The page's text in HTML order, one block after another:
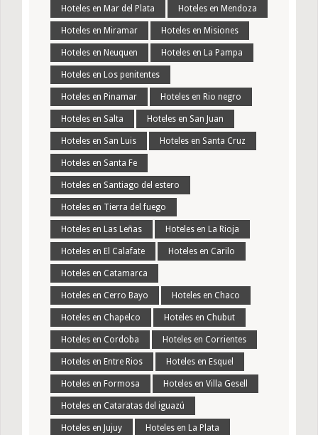
Hoteles en Mar del Plata Hoteles en Mendoza
Hoteles en Miramar Hoteles en Misiones
Hoteles en Neuquen Hoteles en La Pampa
Hoteles en Los penitentes
Hoteles en Pinamar Hoteles en Rio negro
Hoteles en Salta Hoteles en San Juan
Hoteles en San Luis Hoteles en Santa Cruz
Hoteles en Santa Fe
Hoteles en Santiago del estero
Hoteles en Tierra del fuego
Hoteles en Las Leñas Hoteles en La Rioja
Hoteles en El Calafate Hoteles en Carilo
Hoteles en Catamarca
Hoteles en Cerro Bayo Hoteles en Chaco
Hoteles en Chapelco Hoteles en Chubut
Hoteles en Cordoba Hoteles en Corrientes
Hoteles en Entre Rios Hoteles en Esquel
Hoteles en Formosa Hoteles en Villa Gesell
Hoteles en Cataratas del iguazú
Hoteles en Jujuy Hoteles en La Plata